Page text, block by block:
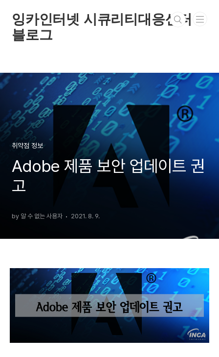
잉카인터넷 시큐리티대응센터
블로그
취약점 정보
Adobe 제품 보안 업데이트 권
고
by 알 수 없는 사용자 2021. 8. 9.